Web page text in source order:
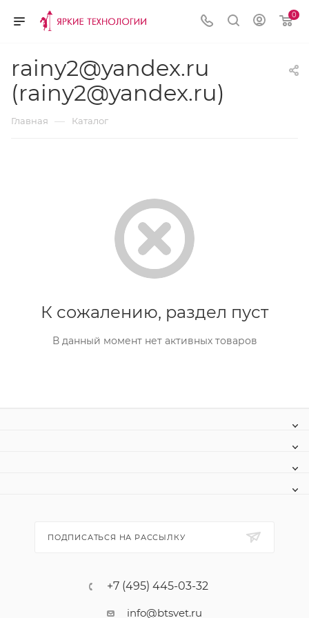
0
rainy2@yandex.ru
(rainy2@yandex.ru)
Главная — Каталог
К сожалению, раздел пуст
В данный момент нет активных товаров
ПОДПИСАТЬСЯ НА РАССЫЛКУ
+7 (495) 445-03-32
info@btsvet.ru